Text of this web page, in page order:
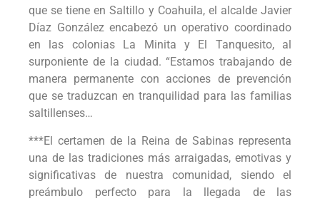
que se tiene en Saltillo y Coahuila, el alcalde Javier
Díaz González encabezó un operativo coordinado
en las colonias La Minita y El Tanquesito, al
surponiente de la ciudad. “Estamos trabajando de
manera permanente con acciones de prevención
que se traduzcan en tranquilidad para las familias
saltillenses…
***El certamen de la Reina de Sabinas representa
una de las tradiciones más arraigadas, emotivas y
significativas de nuestra comunidad, siendo el
preámbulo perfecto para la llegada de las